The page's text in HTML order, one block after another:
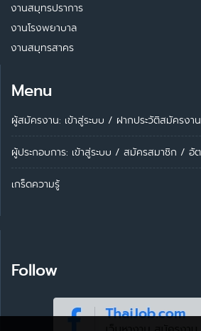
งานสมุทรปราการ
งานโรงพยาบาล
งานสมุทรสาคร
Menu
ผู้สมัครงาน: เข้าสู่ระบบ / ฝากประวัติสมัครงาน
ผู้ประกอบการ: เข้าสู่ระบบ / สมัครสมาชิก / อั
เกร็ดความรู้
Follow